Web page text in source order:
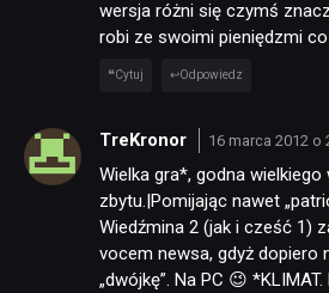
wersja różni się czymś
robi ze swoimi pieniędzmi
Cytuj Odpowiedz
TreKronor 16 marca 2012 o
Wielka gra*, godna
zbytu.|Pomijając nawet
Wiedźmina 2 (jak i cześć 1)
vocem newsa, gdyż dopiero
„dwójkę”. Na PC 😉